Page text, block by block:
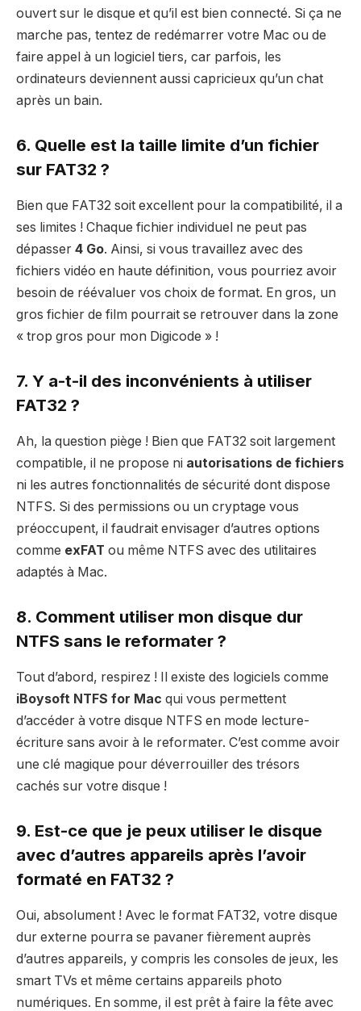
ouvert sur le disque et qu’il est bien connecté. Si ça ne
marche pas, tentez de redémarrer votre Mac ou de
faire appel à un logiciel tiers, car parfois, les
ordinateurs deviennent aussi capricieux qu’un chat
après un bain.
6. Quelle est la taille limite d’un fichier
sur FAT32 ?
Bien que FAT32 soit excellent pour la compatibilité, il a
ses limites ! Chaque fichier individuel ne peut pas
dépasser 4 Go. Ainsi, si vous travaillez avec des
fichiers vidéo en haute définition, vous pourriez avoir
besoin de réévaluer vos choix de format. En gros, un
gros fichier de film pourrait se retrouver dans la zone
« trop gros pour mon Digicode » !
7. Y a-t-il des inconvénients à utiliser
FAT32 ?
Ah, la question piège ! Bien que FAT32 soit largement
compatible, il ne propose ni autorisations de fichiers
ni les autres fonctionnalités de sécurité dont dispose
NTFS. Si des permissions ou un cryptage vous
préoccupent, il faudrait envisager d’autres options
comme exFAT ou même NTFS avec des utilitaires
adaptés à Mac.
8. Comment utiliser mon disque dur
NTFS sans le reformater ?
Tout d’abord, respirez ! Il existe des logiciels comme
iBoysoft NTFS for Mac qui vous permettent
d’accéder à votre disque NTFS en mode lecture-
écriture sans avoir à le reformater. C’est comme avoir
une clé magique pour déverrouiller des trésors
cachés sur votre disque !
9. Est-ce que je peux utiliser le disque
avec d’autres appareils après l’avoir
formaté en FAT32 ?
Oui, absolument ! Avec le format FAT32, votre disque
dur externe pourra se pavaner fièrement auprès
d’autres appareils, y compris les consoles de jeux, les
smart TVs et même certains appareils photo
numériques. En somme, il est prêt à faire la fête avec